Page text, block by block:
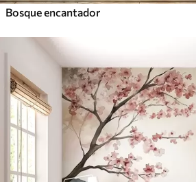
Bosque encantador